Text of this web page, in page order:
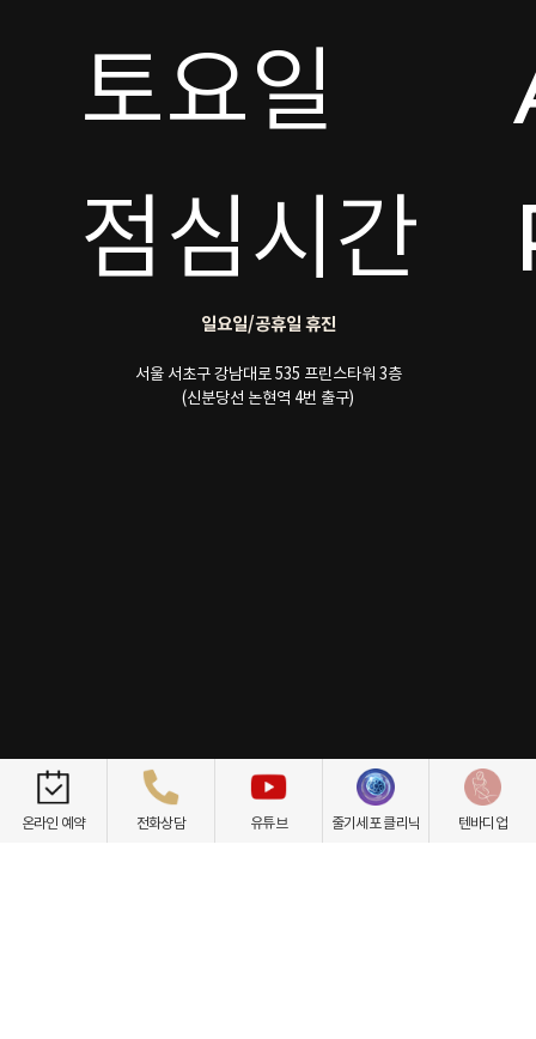
토요일
점심시간
일요일/공휴일 휴진
서울 서초구 강남대로 535 프린스타워 3층
(신분당선 논현역 4번 출구)
개인정보취급방침 이용약관 환자권리장전 비급여항목
온라인 예약 전화상담 유튜브 줄기세포 클리닉 텐바디업